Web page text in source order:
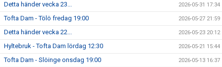
Detta händer vecka 23... 2026-05-31 17:34
Tofta Dam - Tölö fredag 19:00 2026-05-27 21:59
Detta händer vecka 22... 2026-05-23 20:12
Hyltebruk - Tofta Dam lördag 12:30 2026-05-21 15:44
Tofta Dam - Slöinge onsdag 19:00 2026-05-13 16:37